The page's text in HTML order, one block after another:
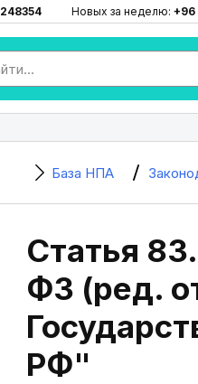
248354 Новых за неделю: +96
База НПА
Статья
ФЗ (ред.
РФ"